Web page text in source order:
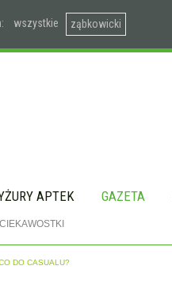
wszystkie ząbkowicki
APTEK GAZETA
CIEKAWOSTKI
DO CASUALU?